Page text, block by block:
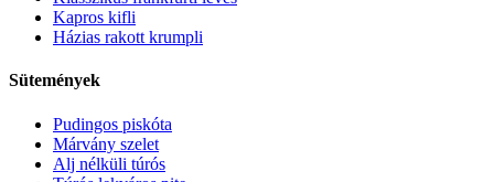
Kapros kifli
Házias rakott krumpli
Sütemények
Pudingos piskóta
Márvány szelet
Alj nélküli túrós